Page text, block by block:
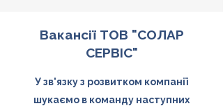
Вакансії ТОВ "СОЛАР
СЕРВІС"
У зв'язку з розвитком компанії
шукаємо в команду наступних